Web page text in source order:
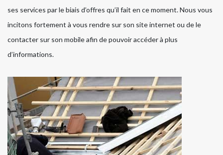
ses services par le biais d’offres qu’il fait en ce moment. Nous vous
incitons fortement à vous rendre sur son site internet ou de le
contacter sur son mobile afin de pouvoir accéder à plus
d’informations.